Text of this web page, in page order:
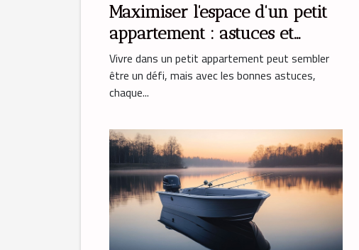
Maximiser l'espace d'un petit
appartement : astuces et
solutions
Vivre dans un petit appartement peut sembler
être un défi, mais avec les bonnes astuces,
chaque...